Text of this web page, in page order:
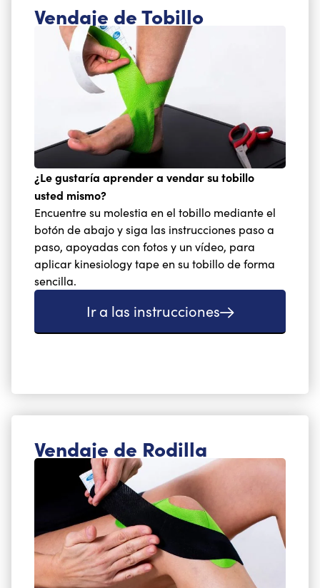
Vendaje de Tobillo
¿Le gustaría aprender a vendar su tobillo
usted mismo?
Encuentre su molestia en el tobillo mediante el
botón de abajo y siga las instrucciones paso a
paso, apoyadas con fotos y un vídeo, para
aplicar kinesiology tape en su tobillo de forma
sencilla.
Ir a las instrucciones
Vendaje de Rodilla